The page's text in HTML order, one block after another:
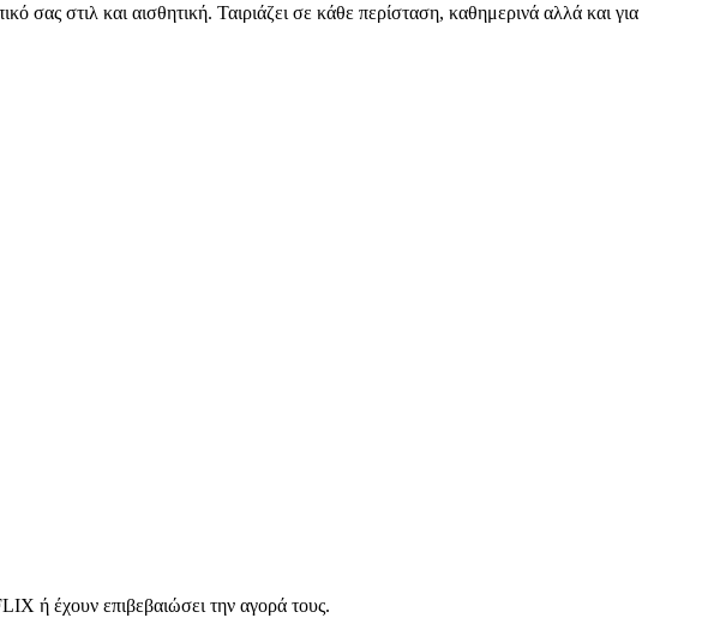
στιλ και αισθητική. Ταιριάζει σε κάθε περίσταση, καθημερινά αλλά και για
ή έχουν επιβεβαιώσει την αγορά τους.